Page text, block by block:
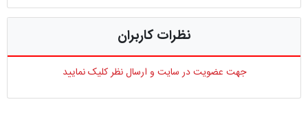
نظرات کاربران
جهت عضویت در سایت و ارسال نظر کلیک نمایید